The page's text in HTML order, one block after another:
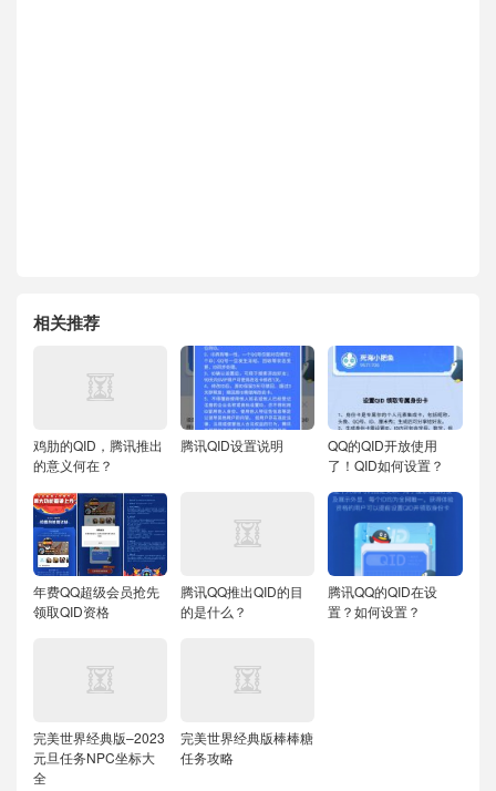
相关推荐
鸡肋的QID，腾讯推出
的意义何在？
腾讯QID设置说明
QQ的QID开放使用
了！QID如何设置？
年费QQ超级会员抢先
领取QID资格
腾讯QQ推出QID的目
的是什么？
腾讯QQ的QID在设
置？如何设置？
完美世界经典版–2023
元旦任务NPC坐标大
全
完美世界经典版棒棒糖
任务攻略